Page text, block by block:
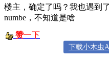
楼主，确定了吗？我也遇到
numbe，不知道是啥
赞一下
下载小木虫